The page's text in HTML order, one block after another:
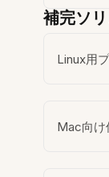
補完ソ
Linux用
Mac向け